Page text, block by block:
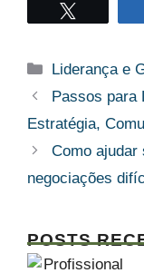
Categorias
Liderança e
Passos para
Estratégia,
Como ajudar
negociações
POSTS